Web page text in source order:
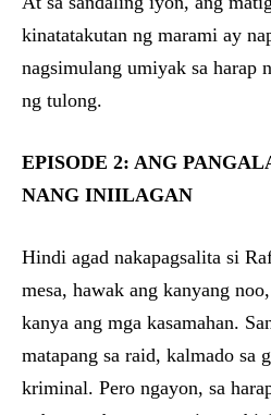
kinatatakutan ng marami ay
nagsimulang umiyak sa harap
ng tulong.
EPISODE 2: ANG
NANG INIILAGAN
Hindi agad nakapagsalita si
mesa, hawak ang kanyang
kanya ang mga kasamahan.
matapang sa raid, kalmado sa
kriminal. Pero ngayon, sa